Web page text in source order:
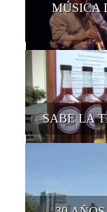
MÚSICA
SABE LA